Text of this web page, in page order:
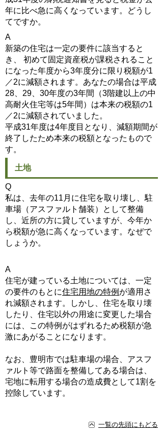
年に比べ急に高くなっています。どうし
てですか。
A
新築の住宅は一定の要件に該当すると
き、 初めて固定資産税が課税されること
になった年度から3年度分に限り税額が1
／2に減額されます。あなたの場合は平成
28、29、30年度の3年間（3階建以上の中
高耐火住宅等は5年間）は本来の税額の1
／2に減額されていました 。
平成31年度は4年度目となり、減額期間が
終了したため本来の税額となったもので
す。
土地
Q
私は、去年の11月に住宅を取り壊し、駐
車場（アスファルト舗装）として整備
し、近所の方に貸していますが、今年か
ら税額が急に高くなっています。なぜで
しょうか。
A
住宅が建っている土地については、一定
の要件のもとに住宅用地の特例 が適用さ
れ減額されます。しかし、住宅を取り壊
したり、住宅以外の用途に変更した場合
には、この特例がはずれるため税額が急
激にあがることになります。
なお、豊明市では駐車場の場合、アスフ
ァルト等で路面を整備してある場合は、
宅地に転用する場合の造成費として1割を
控除しています。
一覧の先頭にもどる